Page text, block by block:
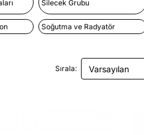
Silecek Grubu
Soğutma ve Radyatör
Sırala: